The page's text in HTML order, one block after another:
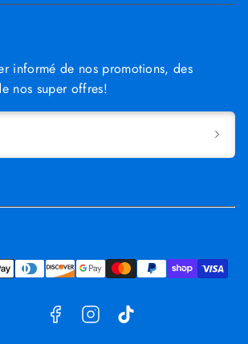
informé de nos promotions, des
nos super offres!
Moyens
paiement